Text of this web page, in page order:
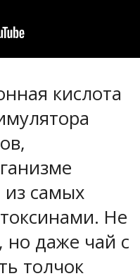
кислота
из самых
Не
но даже чай с
толчок